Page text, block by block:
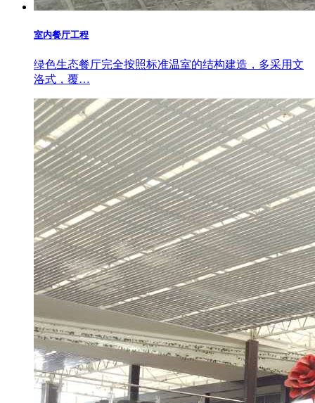
室内餐厅工程
绿色生态餐厅完全按照标准温室的结构建造，多采用文
洛式，覆…